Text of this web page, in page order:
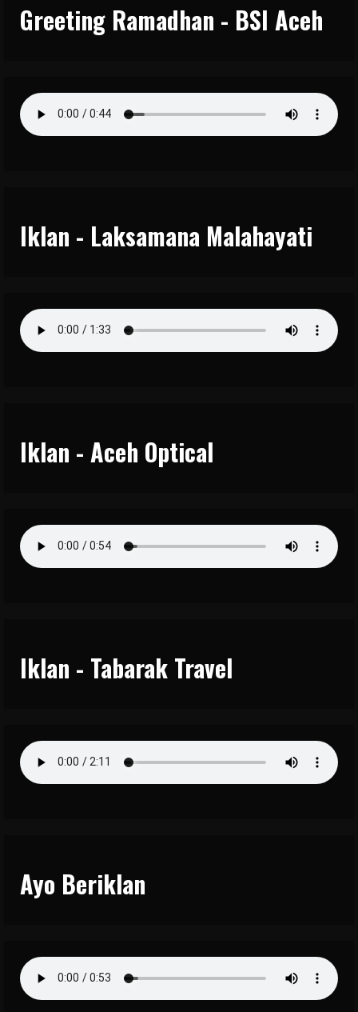
Greeting Ramadhan - BSI Aceh
Iklan - Laksamana Malahayati
Iklan - Aceh Optical
Iklan - Tabarak Travel
Ayo Beriklan